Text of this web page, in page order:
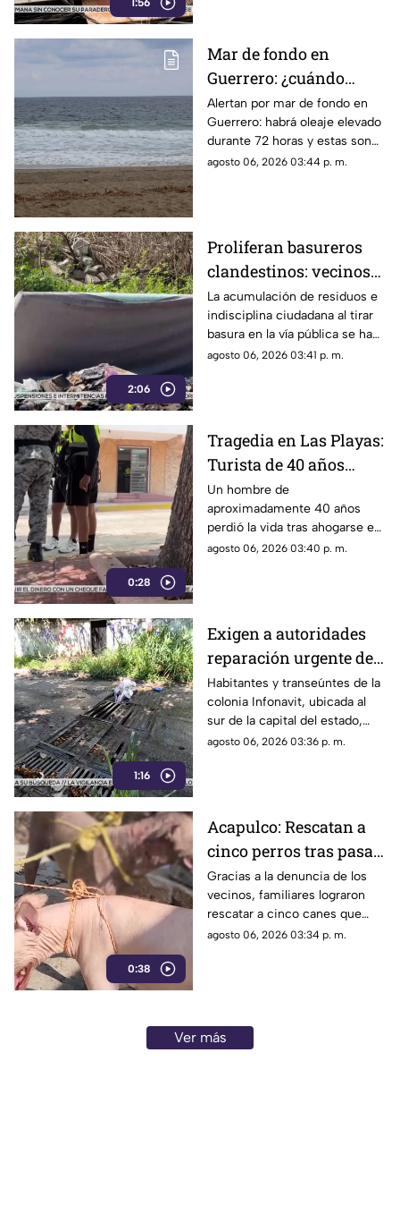
1:56
Mar de fondo en
Guerrero: ¿cuándo
llegará y qué zonas de
Acapulco serán
afectadas?
Alertan por mar de fondo en
Guerrero: habrá oleaje elevado
durante 72 horas y estas son
las zonas de Acapulco con
agosto 06, 2026 03:44 p. m.
2:06
Proliferan basureros
clandestinos: vecinos
exigen conciencia y
sanciones más
estrictas
La acumulación de residuos e
indisciplina ciudadana al tirar
basura en la vía pública se ha
consolidado como un grave
agosto 06, 2026 03:41 p. m.
0:28
Tragedia en Las Playas:
Turista de 40 años
mu3r3 ahogado en la
alberca de un hotel en
Acapulco
Un hombre de
aproximadamente 40 años
perdió la vida tras ahogarse en
la alberca de un hotel del
agosto 06, 2026 03:40 p. m.
1:16
Exigen a autoridades
reparación urgente de
alcantarilla en la
colonia Infonavit de
Chilpancingo
Habitantes y transeúntes de la
colonia Infonavit, ubicada al
sur de la capital del estado,
denunciaron la falta de
señalando que representa un
peligro constante ante el inicio
de la temporada de lluvias y el
próximo regreso a clases.
agosto 06, 2026 03:36 p. m.
0:38
Acapulco: Rescatan a
cinco perros tras pasar
seis días encerrados
por el fallecimiento de
su dueño
Gracias a la denuncia de los
vecinos, familiares lograron
rescatar a cinco canes que
habían quedado atrapados al
agosto 06, 2026 03:34 p. m.
Ver más